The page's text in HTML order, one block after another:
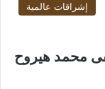
إشراقات عالمية
محمد هيروح